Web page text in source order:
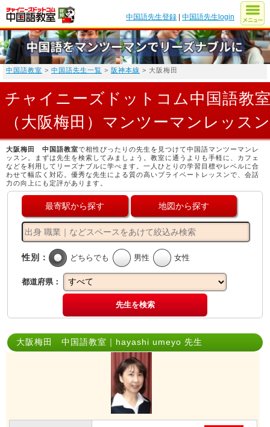
中国語先生登録 |中国語先生login
中国語教室 > 中国語先生一覧 > 阪神本線 > 大阪梅田
チャイニーズドットコム中国語教
（大阪梅田）マンツーマンレッスン
大阪梅田 中国語教室で相性ぴったりの先生を見つけて中国語マンツーマンレ
ッスン。まずは先生を検索してみましょう。教室に通うよりも手軽に、カフェ
などを利用してリーズナブルに学べます。一人ひとりの学習目標やレベルに合
わせて幅広く対応。優秀な先生による質の高いプライベートレッスンで、会話
力の向上にも定評があります。
最寄駅から探す 地図から探す
性別： どちらでも 男性 女性
都道府県：
先生を検索
大阪梅田 中国語教室｜hayashi umeyo 先生